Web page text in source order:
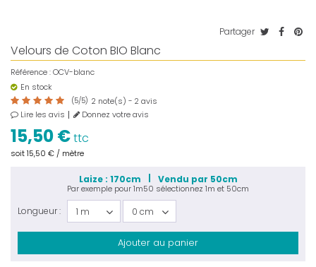
Partager
Velours de Coton BIO Blanc
Référence :OCV-blanc
En stock
(5/5) 2 note(s) - 2 avis
Lire les avis
Donnez votre avis
15,50 €ttc
soit15,50 € / mètre
Laize : 170cm Vendu par 50cm
Par exemple pour1m50 sélectionnez 1m et 50cm
Longueur : 1 m 0 cm
Ajouter au panier